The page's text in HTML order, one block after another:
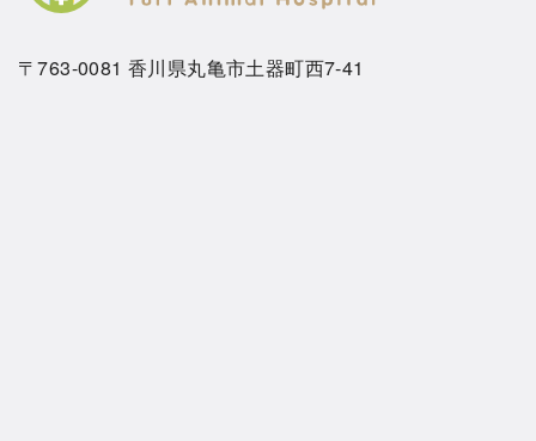
〒763-0081 香川県丸亀市土器町西7-41